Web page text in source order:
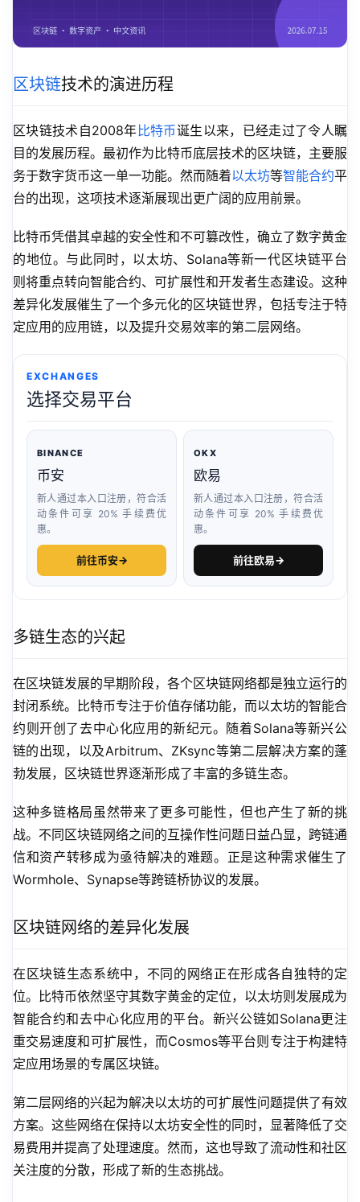
区块链技术的演进历程
区块链技术自2008年 比特币诞生以来，已经走过了令人瞩
目的发展历程。最初作为比特币底层技术的区块链，主要服
务于数字货币这一单一功能。然而随着以太坊等智能合约平
台的出现，这项技术逐渐展现出更广阔的应用前景。
比特币凭借其卓越的安全性和不可篡改性，确立了数字黄金
的地位。与此同时，以太坊、Solana等新一代区块链平台
则将重点转向智能合约、可扩展性和开发者生态建设。这种
差异化发展催生了一个多元化的区块链世界，包括专注于特
定应用的应用链，以及提升交易效率的第二层网络。
EXCHANGES
选择交易平台
BINANCE
币安
新人通过本入口注册，符合活
动条件可享 20% 手续费优
惠。
前往币安→
OKX
欧易
新人通过本入口注册，符合活
动条件可享 20% 手续费优
惠。
前往欧易→
多链生态的兴起
在区块链发展的早期阶段，各个区块链网络都是独立运行的
封闭系统。比特币专注于价值存储功能，而以太坊的智能合
约则开创了去中心化应用的新纪元。随着Solana等新兴公
链的出现，以及Arbitrum、ZKsync等第二层解决方案的蓬
勃发展，区块链世界逐渐形成了丰富的多链生态。
这种多链格局虽然带来了更多可能性，但也产生了新的挑
战。不同区块链网络之间的互操作性问题日益凸显，跨链通
信和资产转移成为亟待解决的难题。正是这种需求催生了
Wormhole、Synapse等跨链桥协议的发展。
区块链网络的差异化发展
在区块链生态系统中，不同的网络正在形成各自独特的定
位。比特币依然坚守其数字黄金的定位，以太坊则发展成为
智能合约和去中心化应用的平台。新兴公链如Solana更注
重交易速度和可扩展性，而Cosmos等平台则专注于构建特
定应用场景的专属区块链。
第二层网络的兴起为解决以太坊的可扩展性问题提供了有效
方案。这些网络在保持以太坊安全性的同时，显著降低了交
易费用并提高了处理速度。然而，这也导致了流动性和社区
关注度的分散，形成了新的生态挑战。